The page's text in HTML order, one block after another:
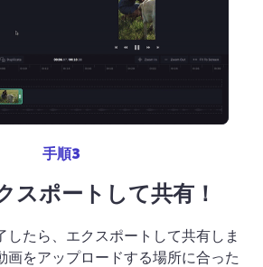
手順3
スポートして共有！
したら、エクスポートして共有しま
画をアップロードする場所に合った